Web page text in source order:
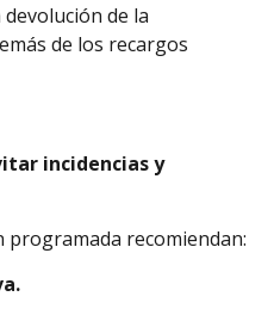
de la
de los recargos
incidencias y
recomiendan: